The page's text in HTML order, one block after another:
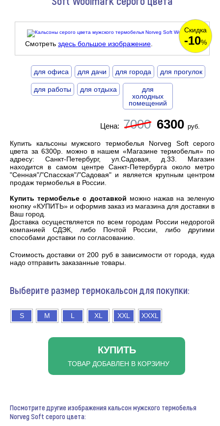
Скидка
-10%
Смотреть здесь большое изображение.
для офиса для дачи для города для прогулок
для работы для отдыха
для
холодных
помещений
Цена: 7000 6300 руб.
Купить кальсоны мужского термобелья Norveg Soft серого
цвета за 6300р. можно в нашем «Магазине термобелья» по
адресу: Санкт-Петербург, ул.Садовая, д.33. Магазин
находится в самом центре Санкт-Петербурга около метро
"Сенная"/"Спасская"/"Садовая" и является крупным центром
продаж термобелья в России.
Купить термобелье с доставкой можно нажав на зеленую
кнопку «КУПИТЬ» и оформив заказ из магазина для доставки в
Ваш город.
Доставка осуществляется по всем городам России недорогой
компанией СДЭК, либо Почтой России, либо другими
способами доставки по согласованию.
Cтоимость доставки от 200 руб в зависимости от города, куда
надо отправить заказанные товары.
Выберите размер термокальсон для покупки:
S M L XL XXL XXXL
КУПИТЬ
ТОВАР ДОБАВЛЕН В КОРЗИНУ
Посмотрите другие изображения кальсон мужского термобелья
Norveg Soft серого цвета: